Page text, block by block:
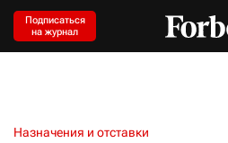
Подписаться
на журнал
Назначения и отставки